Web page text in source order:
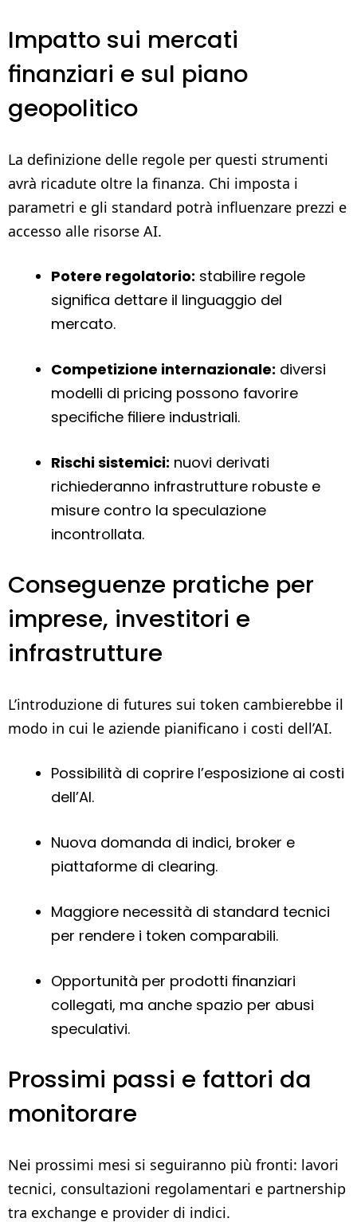
Impatto sui mercati
finanziari e sul piano
geopolitico
La definizione delle regole per questi strumenti
avrà ricadute oltre la finanza. Chi imposta i
parametri e gli standard potrà influenzare prezzi e
accesso alle risorse AI.
Potere regolatorio: stabilire regole
significa dettare il linguaggio del
mercato.
Competizione internazionale: diversi
modelli di pricing possono favorire
specifiche filiere industriali.
Rischi sistemici: nuovi derivati
richiederanno infrastrutture robuste e
misure contro la speculazione
incontrollata.
Conseguenze pratiche per
imprese, investitori e
infrastrutture
L’introduzione di futures sui token cambierebbe il
modo in cui le aziende pianificano i costi dell’AI.
Possibilità di coprire l’esposizione ai costi
dell’AI.
Nuova domanda di indici, broker e
piattaforme di clearing.
Maggiore necessità di standard tecnici
per rendere i token comparabili.
Opportunità per prodotti finanziari
collegati, ma anche spazio per abusi
speculativi.
Prossimi passi e fattori da
monitorare
Nei prossimi mesi si seguiranno più fronti: lavori
tecnici, consultazioni regolamentari e partnership
tra exchange e provider di indici.